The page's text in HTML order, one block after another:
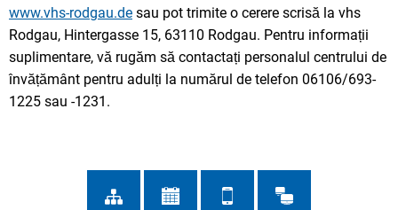
www.vhs-rodgau.de sau pot trimite o cerere scrisă la vhs
Rodgau, Hintergasse 15, 63110 Rodgau. Pentru informații
suplimentare, vă rugăm să contactați personalul centrului de
învățământ pentru adulți la numărul de telefon 06106/693-
1225 sau -1231.